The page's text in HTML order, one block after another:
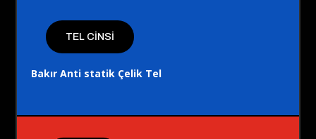
TEL CINSI
Bakır Anti statik Çelik Tel